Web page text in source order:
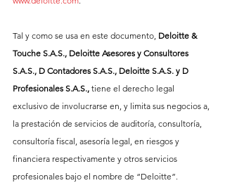
Tal y como se usa en este documento, Deloitte &
Touche S.A.S., Deloitte Asesores y Consultores
S.A.S., D Contadores S.A.S., Deloitte S.A.S. y D
Profesionales S.A.S., tiene el derecho legal
exclusivo de involucrarse en, y limita sus negocios a,
la prestación de servicios de auditoría, consultoría,
consultoría fiscal, asesoría legal, en riesgos y
financiera respectivamente y otros servicios
profesionales bajo el nombre de “Deloitte”.